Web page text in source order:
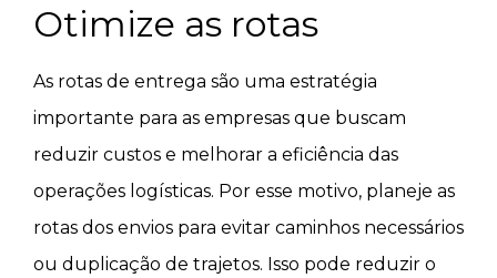
Otimize as rotas
As rotas de entrega são uma estratégia
importante para as empresas que buscam
reduzir custos e melhorar a eficiência das
operações logísticas. Por esse motivo, planeje as
rotas dos envios para evitar caminhos necessários
ou duplicação de trajetos. Isso pode reduzir o